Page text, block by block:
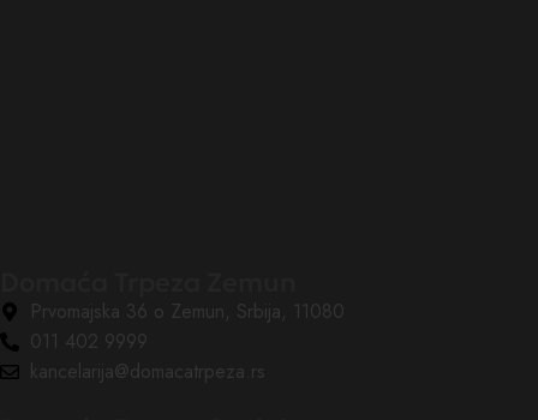
Prvomajska 36 o Zemun, Srbija, 11080
011 402 9999
kancelarija@domacatrpeza.rs